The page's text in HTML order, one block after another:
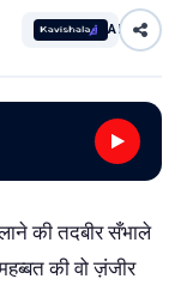
AI
की तदबीर सँभाले
की वो ज़ंजीर